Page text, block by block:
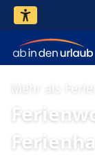
Mehr als